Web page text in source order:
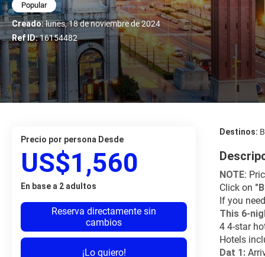
Popular
Creado:lunes, 18 de noviembre de 2024
Ref ID:16154482
Destinos:
NOTE:
Click on
If you
This 6-
4 4-star
Hotels
Dat 1:
precio por persona Desde
US$1,560
En base a 2 adultos
Reserva directamente sin
cambios
¡Lo quiero!